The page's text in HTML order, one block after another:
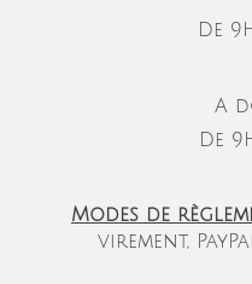
De
A
De
Modes de
virement,